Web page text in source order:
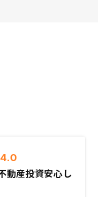
4.0
動産投資安心し